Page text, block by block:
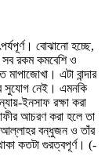
সব রকম কমবেশি ও
এটা বান্দার
সুযোগ নেই। এমনকি
ইনসাফ রক্ষা করা
আচরণ করা হলে তা
আল্লাহর বন্ধুজন ও তাঁর
কতটা গুরত্বপূর্ণ। (-